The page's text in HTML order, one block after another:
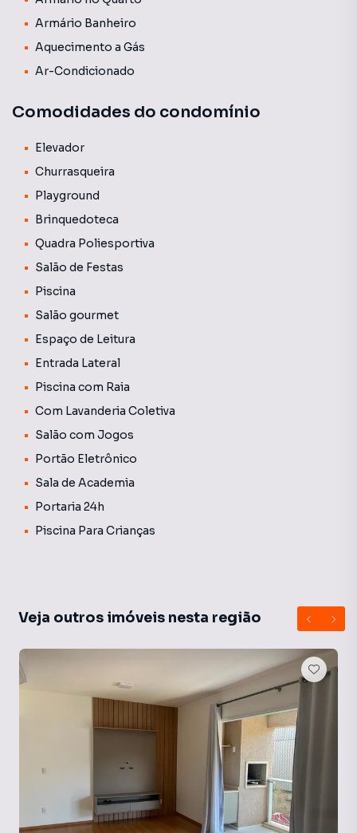
Armário Banheiro
Aquecimento a Gás
Ar-Condicionado
Comodidades do condomínio
Elevador
Churrasqueira
Playground
Brinquedoteca
Quadra Poliesportiva
Salão de Festas
Piscina
Salão gourmet
Espaço de Leitura
Entrada Lateral
Piscina com Raia
Com Lavanderia Coletiva
Salão com Jogos
Portão Eletrônico
Sala de Academia
Portaria 24h
Piscina Para Crianças
Veja outros imóveis nesta região